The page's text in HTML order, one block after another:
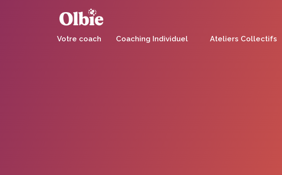
Panneau de gestion des cookies
Votre coach Coaching Individuel Ateliers Collectifs